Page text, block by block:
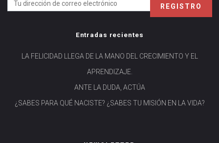
Entradas recientes
LA FELICIDAD LLEGA DE LA MANO DEL CRECIMIENTO Y EL
APRENDIZAJE.
ANTE LA DUDA, ACTÚA
¿SABES PARA QUÉ NACISTE? ¿SABES TU MISIÓN EN LA VIDA?